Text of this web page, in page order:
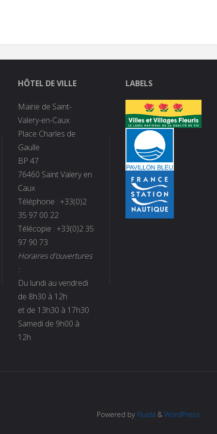
HÔTEL DE VILLE
Mairie de Saint-
Valery-en-Caux
Place Charles de
Gaulle
BP 47
76460 Saint Valery en
Caux
Téléphone : +33(0)2
35 97 00 22
Télécopie : +33(0)2 35
97 90 73
Horaires d’ouvertures
:
Du lundi au vendredi
de 8h30 à 12h
et de 13h30 à 17h30
Samedi de 9h00 à
12h
LABELS
Powered by Fluida & WordPress.